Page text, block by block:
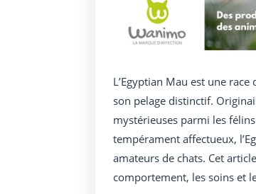
L’Egyptian Mau est une
son pelage distinctif.
mystérieuses parmi les
tempérament affectueux,
amateurs de chats. Cet
comportement, les soins et